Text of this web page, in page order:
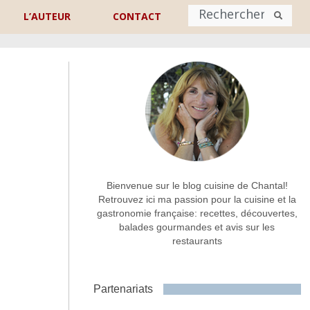
L’AUTEUR CONTACT
Nom
Commentaire ou message *
Bienvenue sur le blog cuisine de Chantal!
Retrouvez ici ma passion pour la cuisine et la
gastronomie française: recettes, découvertes,
balades gourmandes et avis sur les
restaurants
Partenariats